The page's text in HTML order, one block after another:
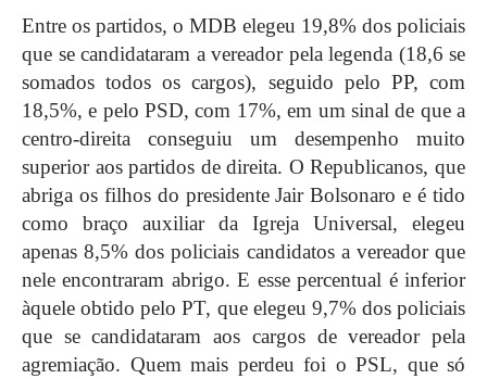
Entre os partidos, o MDB elegeu 19,8% dos policiais
que se candidataram a vereador pela legenda (18,6 se
somados todos os cargos), seguido pelo PP, com
18,5%, e pelo PSD, com 17%, em um sinal de que a
centro-direita conseguiu um desempenho muito
superior aos partidos de direita. O Republicanos, que
abriga os filhos do presidente Jair Bolsonaro e é tido
como braço auxiliar da Igreja Universal, elegeu
apenas 8,5% dos policiais candidatos a vereador que
nele encontraram abrigo. E esse percentual é inferior
àquele obtido pelo PT, que elegeu 9,7% dos policiais
que se candidataram aos cargos de vereador pela
agremiação. Quem mais perdeu foi o PSL, que só